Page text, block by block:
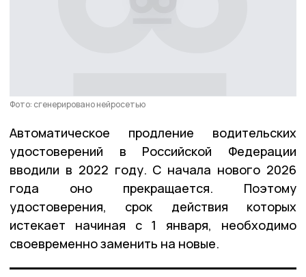
Фото: сгенерировано нейросетью
Автоматическое продление водительских
удостоверений в Российской Федерации
вводили в 2022 году. С начала нового 2026
года оно прекращается. Поэтому
удостоверения, срок действия которых
истекает начиная с 1 января, необходимо
своевременно заменить на новые.